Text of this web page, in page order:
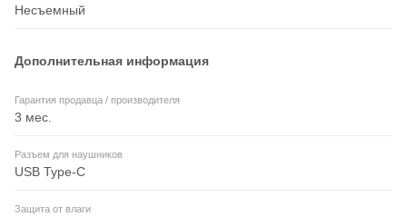
Несъемный
Дополнительная информация
Гарантия продавца / производителя
3 мес.
Разъем для наушников
USB Type-C
Защита от влаги